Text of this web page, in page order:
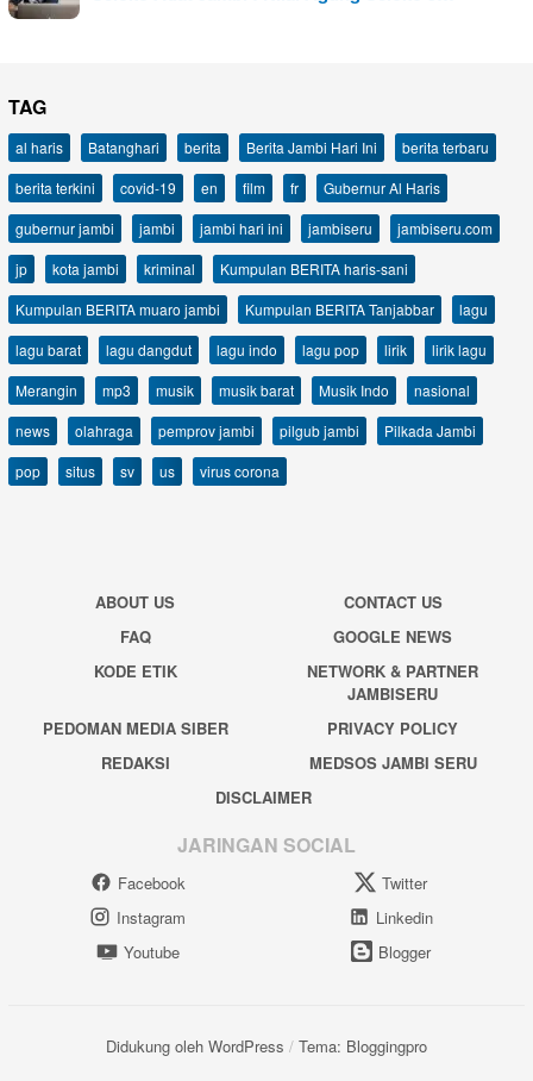
TAG
al haris Batanghari berita Berita Jambi Hari Ini
berita terbaru
berita terkini
covid-19 en film fr
Gubernur Al Haris
gubernur jambi
jambi jambi hari ini jambiseru
jambiseru.com
jp
kota jambi kriminal
Kumpulan BERITA haris-sani
Kumpulan BERITA muaro jambi
Kumpulan BERITA Tanjabbar
lagu
lagu barat
lagu dangdut lagu indo lagu pop lirik
lirik lagu
Merangin
mp3 musik musik barat Musik Indo
nasional
news
olahraga pemprov jambi pilgub jambi
Pilkada Jambi
pop
situs sv us virus corona
ABOUT US
CONTACT US
FAQ
GOOGLE NEWS
KODE ETIK
NETWORK & PARTNER
JAMBISERU
PEDOMAN MEDIA SIBER
PRIVACY POLICY
REDAKSI
MEDSOS JAMBI SERU
DISCLAIMER
JARINGAN SOCIAL
Facebook
Twitter
Instagram
Linkedin
Youtube
Blogger
Didukung oleh WordPress / Tema: Bloggingpro